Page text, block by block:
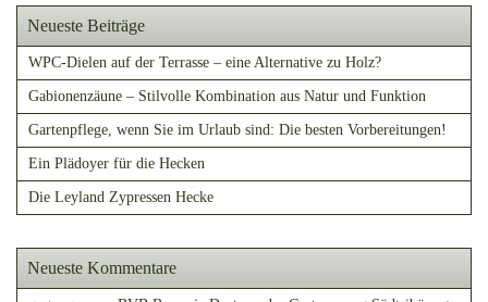
Neueste Beiträge
WPC-Dielen auf der Terrasse – eine Alternative zu Holz?
Gabionenzäune – Stilvolle Kombination aus Natur und Funktion
Gartenpflege, wenn Sie im Urlaub sind: Die besten Vorbereitungen!
Ein Plädoyer für die Hecken
Die Leyland Zypressen Hecke
Neueste Kommentare